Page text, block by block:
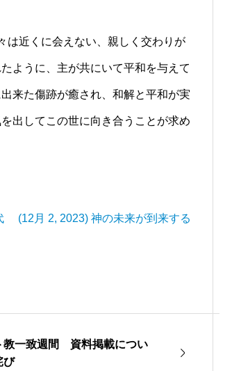
は近くに会えない、親しく交わりが
ように、主が共にいて平和を与えて
来た傷跡が癒され、和解と平和が実
出してこの世に向き合うことが求め
(12月 2, 2023) 神の未来が到来する
教一致週間 資料掲載につい
び